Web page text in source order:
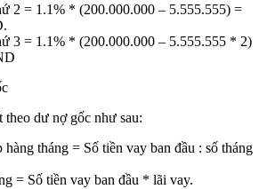
2 = 1.1% * (200.000.000 – 5.555.555) =
3 = 1.1% * (200.000.000 – 5.555.555 * 2)
dư nợ gốc như sau:
hàng tháng = Số tiền vay ban đầu : số tháng
= Số tiền vay ban đầu * lãi vay.